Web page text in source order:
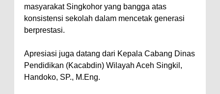
masyarakat Singkohor yang bangga atas
konsistensi sekolah dalam mencetak generasi
berprestasi.
Apresiasi juga datang dari Kepala Cabang Dinas
Pendidikan (Kacabdin) Wilayah Aceh Singkil,
Handoko, SP., M.Eng.